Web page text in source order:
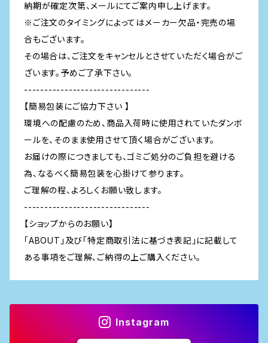
納期が確定次第、メールにてご案内申し上げます。
※ご注文のタイミングによってはメーカー欠品・完売の場
合もございます。
その場合は、ご注文をキャンセルとさせていただく場合がご
ざいます。予めご了承下さい。
-------------------------------
【簡易包装にご協力下さい 】
環境への配慮のため、商品入荷時に使用されていたダンボ
ールを、そのまま使用させて頂く場合がございます。
お届けの際につきましても、ゴミご処分のご負担を避ける
為、なるべく簡易包装を心掛けて参ります。
ご理解の程、よろしくお願い致します。
-------------------------------
【ショップからのお願い】
「ABOUT」及び「特定商取引法に基づき表記」に記載して
ある事項をご理解、ご納得の上ご購入ください。
Instagram